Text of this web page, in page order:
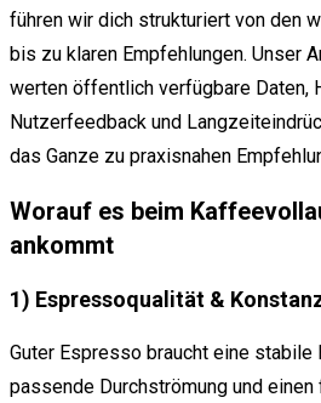
führen wir dich strukturiert von den
bis zu klaren Empfehlungen. Unser
werten öffentlich verfügbare Daten,
Nutzerfeedback und
das Ganze zu praxisnahen
Worauf es beim
ankommt
1) Espressoqualität &
Guter Espresso braucht eine stabile
passende Durchströmung und